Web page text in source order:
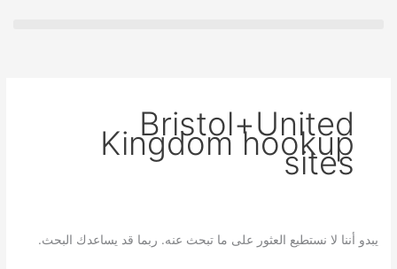
Bristol+United
Kingdom hookup
sites
يبدو أننا لا نستطيع العثور على ما تبحث عنه. ربما قد يساعدك البحث.